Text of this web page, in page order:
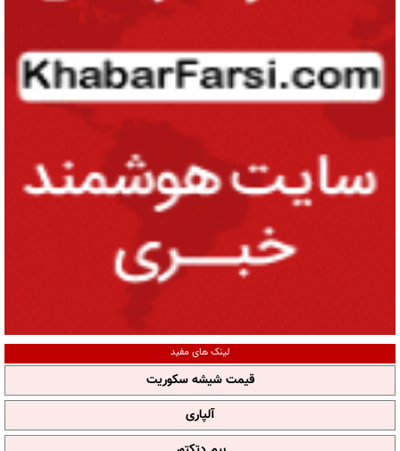
لینک های مفید
قیمت شیشه سکوریت
آلپاری